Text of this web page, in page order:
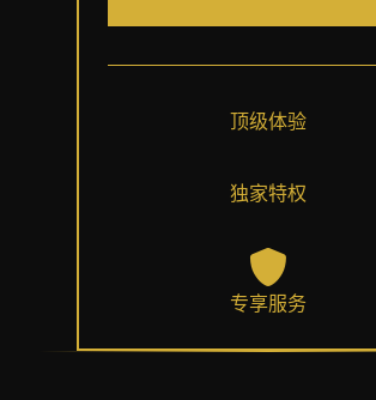
顶级体验
独家特权
专享服务